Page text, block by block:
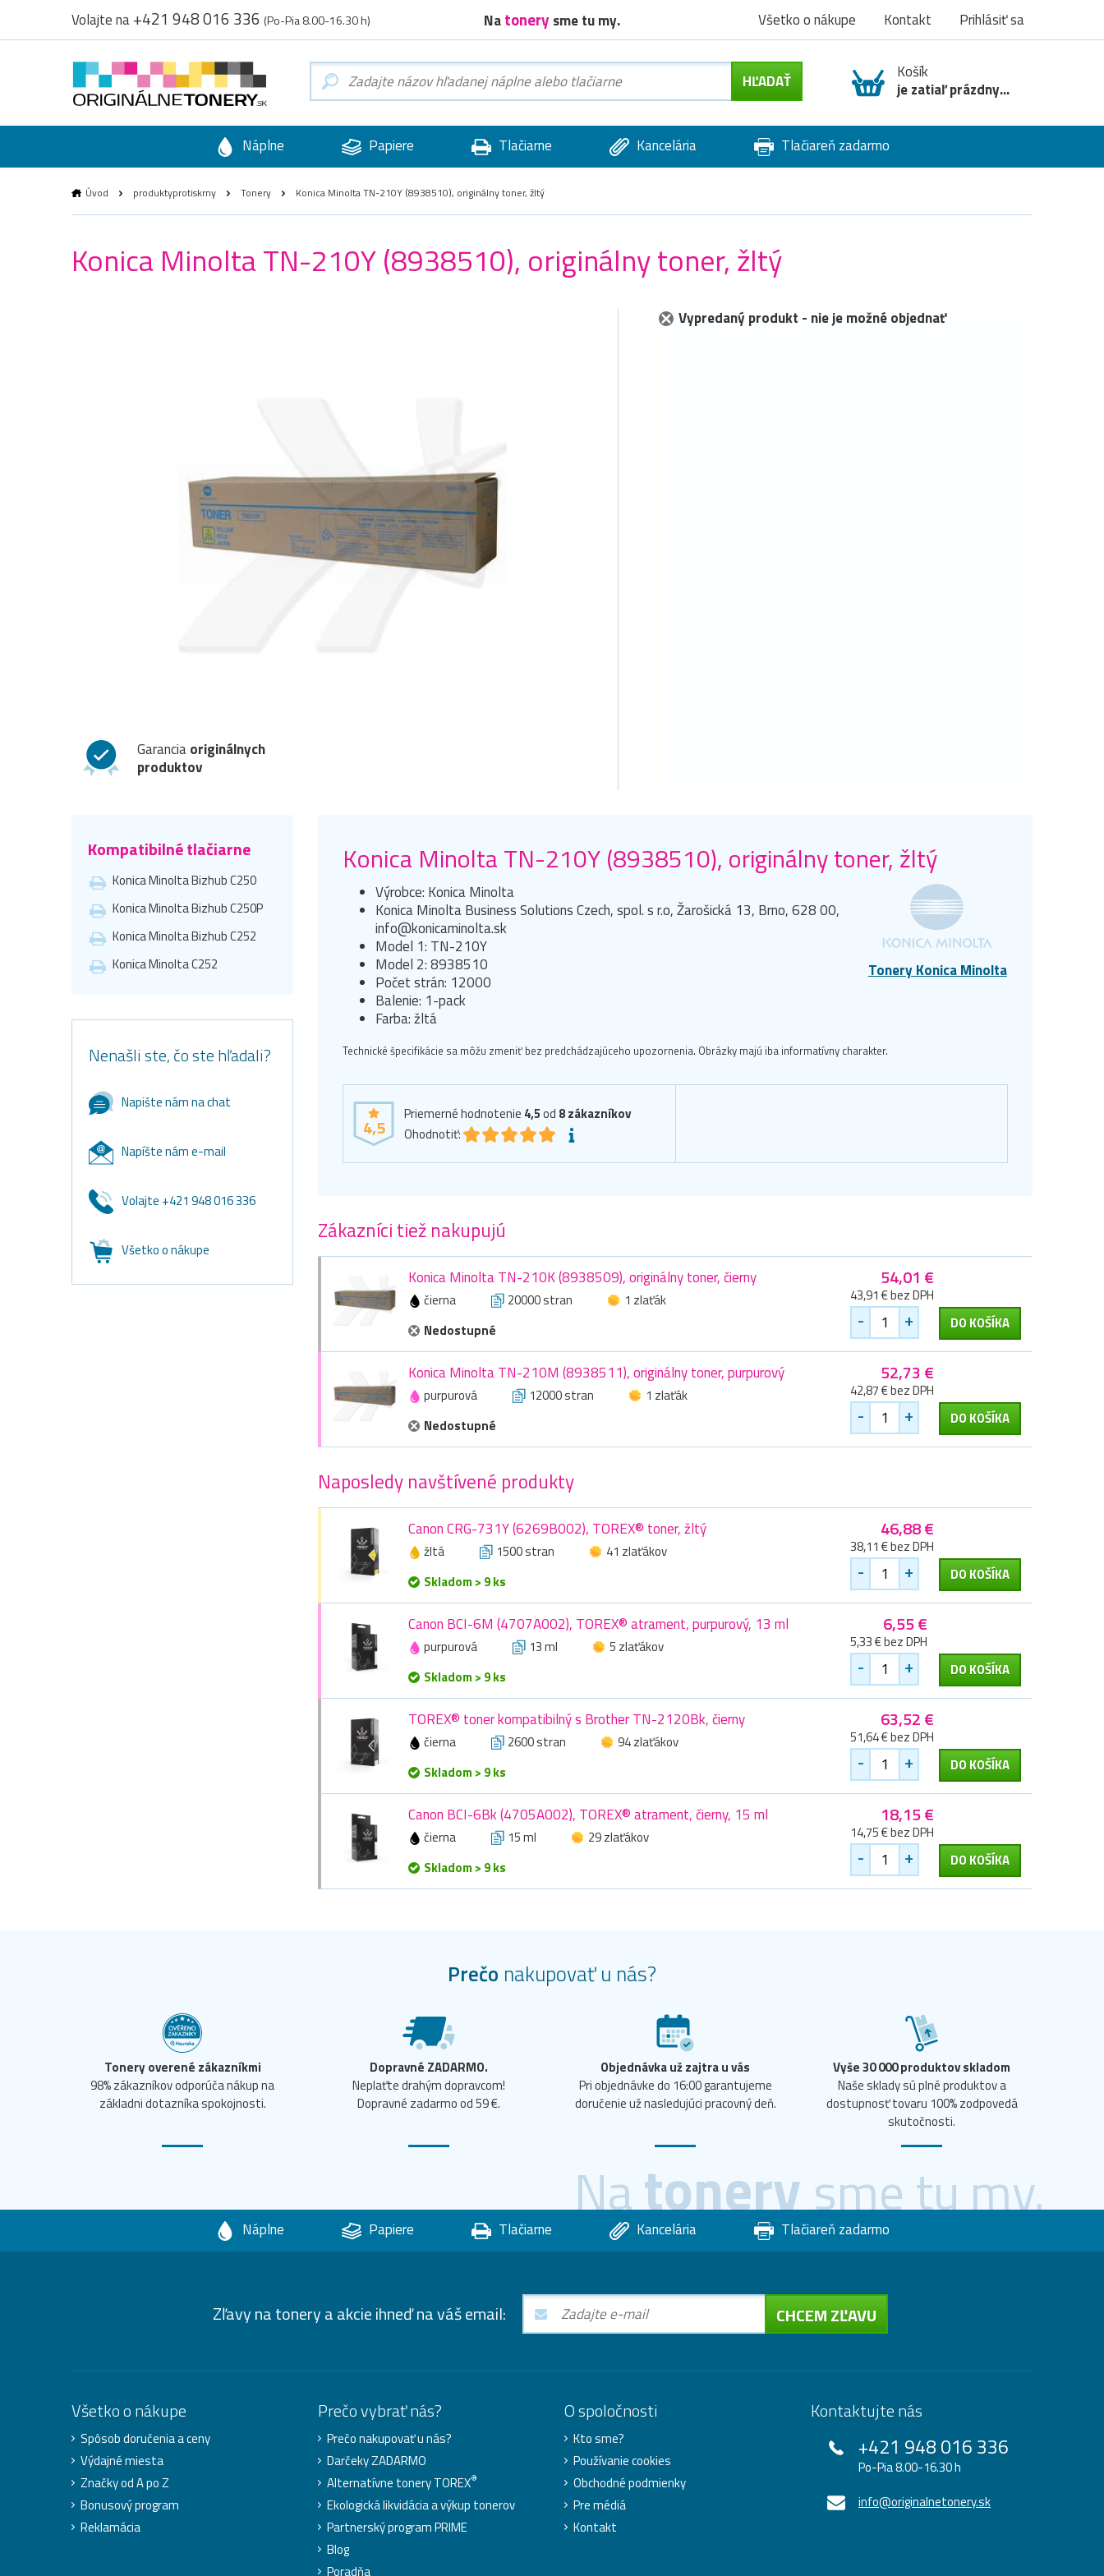
Volajte na+421 948 016 336 (Po-Pia 8.00-16.30 h) Natonery sme tu my. Všetko o nákupe Kontakt Prihlásiť sa
Košík
je zatiaľ prázdny...
Náplne Papiere Tlačiarne Kancelária Tlačiareň zadarmo
Úvod produktyprotiskrny Tonery Konica Minolta TN-210Y (8938510), originálny toner, žltý
Konica Minolta TN-210Y (8938510), originálny toner, žltý
Garanciaoriginálnych
produktov
Vypredaný produkt - nie je možné objednať
Kompatibilné tlačiarne
Konica Minolta Bizhub C250
Konica Minolta Bizhub C250P
Konica Minolta Bizhub C252
Konica Minolta C252
Nenašli ste, čo ste hľadali?
Napište nám na chat
Napíšte nám e-mail
Volajte +421 948 016 336
Všetko o nákupe
Konica Minolta TN-210Y (8938510), originálny toner, žltý
Tonery Konica Minolta
Výrobce: Konica Minolta
Konica Minolta Business Solutions Czech, spol. s r.o, Žarošická 13, Brno, 628 00,
info@konicaminolta.sk
Model 1: TN-210Y
Model 2: 8938510
Počet strán: 12000
Balenie: 1-pack
Farba: žltá
Technické špecifikácie sa môžu zmeniť bez predchádzajúceho upozornenia. Obrázky majú iba informatívny charakter.
4,5
Priemerné hodnotenie 4,5od 8zákazníkov
Ohodnotiť:
Zákazníci tiež nakupujú
Konica Minolta TN-210K (8938509), originálny toner, čierny
čierna 20000 stran
1 zlaťák
Nedostupné
54,01 €
43,91 € bez DPH
- + DO KOŠÍKA
Konica Minolta TN-210M (8938511), originálny toner, purpurový
purpurová 12000 stran
1 zlaťák
Nedostupné
52,73 €
42,87 € bez DPH
- + DO KOŠÍKA
Naposledy navštívené produkty
Canon CRG-731Y (6269B002), TOREX® toner, žltý
žltá 1500 stran
41 zlaťákov
Skladom > 9 ks
46,88 €
38,11 € bez DPH
- + DO KOŠÍKA
Canon BCI-6M (4707A002), TOREX® atrament, purpurový, 13 ml
purpurová 13 ml
5 zlaťákov
Skladom > 9 ks
6,55 €
5,33 € bez DPH
- + DO KOŠÍKA
TOREX® toner kompatibilný s Brother TN-2120Bk, čierny
čierna 2600 stran
94 zlaťákov
Skladom > 9 ks
63,52 €
51,64 € bez DPH
- + DO KOŠÍKA
Canon BCI-6Bk (4705A002), TOREX® atrament, čierny, 15 ml
čierna 15 ml
29 zlaťákov
Skladom > 9 ks
18,15 €
14,75 € bez DPH
- + DO KOŠÍKA
Prečo nakupovať u nás?
Tonery overené zákazníkmi
98% zákazníkov odporúča nákup na
základni dotazníka spokojnosti.
Dopravné ZADARMO.
Neplaťte drahým dopravcom!
Dopravné zadarmo od 59 €.
Objednávka už zajtra u vás
Pri objednávke do 16:00 garantujeme
doručenie už nasledujúci pracovný deň.
Vyše 30 000 produktov skladom
Naše sklady sú plné produktov a
dostupnosť tovaru 100% zodpovedá
skutočnosti.
Natonerysme tu my.
Náplne Papiere Tlačiarne Kancelária Tlačiareň zadarmo
Zľavy na tonery a akcie ihneď na váš email: CHCEM ZĽAVU
Všetko o nákupe
Spôsob doručenia a ceny
Výdajné miesta
Značky od A po Z
Bonusový program
Reklamácia
Prečo vybrať nás?
Prečo nakupovať u nás?
Darčeky ZADARMO
Alternatívne tonery TOREX®
Ekologická likvidácia a výkup tonerov
Partnerský program PRIME
Blog
Poradňa
O spoločnosti
Kto sme?
Používanie cookies
Obchodné podmienky
Pre médiá
Kontakt
Kontaktujte nás
+421 948 016 336
Po-Pia 8.00-16.30 h
info@originalnetonery.sk